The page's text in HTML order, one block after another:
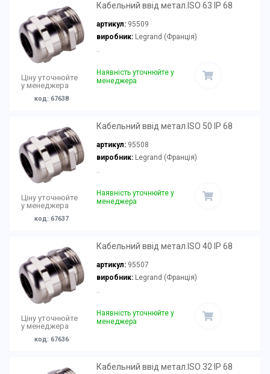
Ціну уточнюйте
у менеджера
код: 67638
Кабельний ввід метал.ISO 63 IP 68
артикул: 95509
виробник:Legrand (Франція)
..
Наявність уточнюйте у
менеджера
Ціну уточнюйте
у менеджера
код: 67637
Кабельний ввід метал.ISO 50 IP 68
артикул: 95508
виробник:Legrand (Франція)
..
Наявність уточнюйте у
менеджера
Ціну уточнюйте
у менеджера
код: 67636
Кабельний ввід метал.ISO 40 IP 68
артикул: 95507
виробник:Legrand (Франція)
..
Наявність уточнюйте у
менеджера
Кабельний ввід метал.ISO 32 IP 68